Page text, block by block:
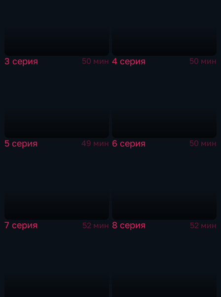
3 серия 50 мин 4 серия 50 мин
5 серия 49 мин 6 серия 50 мин
7 серия 52 мин 8 серия 52 мин